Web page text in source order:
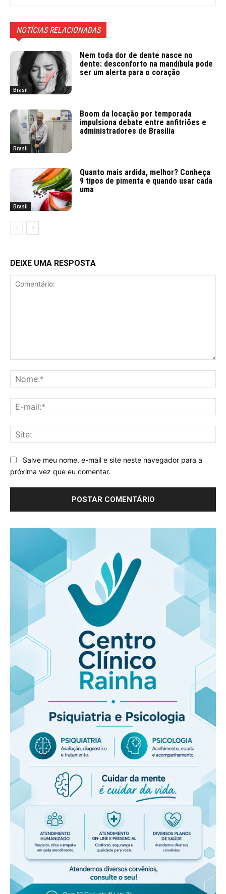
NOTÍCIAS RELACIONADAS
Brasil
Nem toda dor de dente nasce no
dente: desconforto na mandíbula pode
ser um alerta para o coração
Brasil
Boom da locação por temporada
impulsiona debate entre anfitriões e
administradores de Brasília
Brasil
Quanto mais ardida, melhor? Conheça
9 tipos de pimenta e quando usar cada
uma
DEIXE UMA RESPOSTA
Salve meu nome, e-mail e site neste navegador para a
próxima vez que eu comentar.